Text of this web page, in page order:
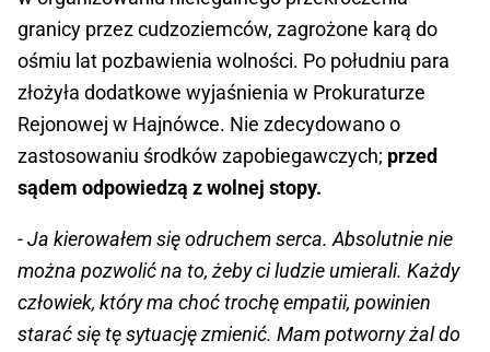
granicy przez cudzoziemców, zagrożone karą do
ośmiu lat pozbawienia wolności. Po południu para
złożyła dodatkowe wyjaśnienia w Prokuraturze
Rejonowej w Hajnówce. Nie zdecydowano o
zastosowaniu środków zapobiegawczych; przed
sądem odpowiedzą z wolnej stopy.
- Ja kierowałem się odruchem serca. Absolutnie nie
można pozwolić na to, żeby ci ludzie umierali. Każdy
człowiek, który ma choć trochę empatii, powinien
starać się tę sytuację zmienić. Mam potworny żal do